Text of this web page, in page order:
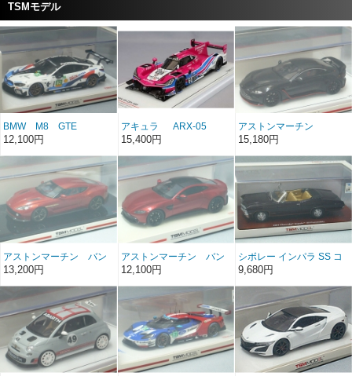
TSMモデル
BMW M8 GTE
NO.82 WEC富士 2018
12,100円
アキュラ ARX-05
DPi NO.60 IMSA デイ
15,400円
アストンマーチン
V12 バンテージ ブラ
15,180円
アストンマーチン バン
キッシュ ザガード レ
ッド
13,200円
アストンマーチン バン
テージ レッド
12,100円
シボレー インパラ SS コ
ンバーチブル 1967 ロイ
ヤルプラム
9,680円